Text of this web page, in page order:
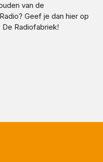
van de
? Geef je dan hier op
Radiofabriek!